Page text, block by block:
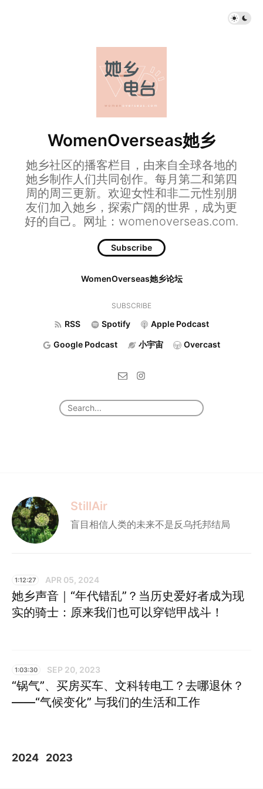
WomenOverseas她乡
她乡社区的播客栏目，由来自全球各地的
她乡制作人们共同创作。每月第二和第四
周的周三更新。欢迎女性和非二元性别朋
友们加入她乡，探索广阔的世界，成为更
好的自己。网址：womenoverseas.com.
Subscribe
WomenOverseas她乡论坛
SUBSCRIBE
RSS Spotify Apple Podcast
Google Podcast 小宇宙 Overcast
StillAir
盲目相信人类的未来不是反乌托邦结局
1:12:27 APR 05, 2024
她乡声音｜“年代错乱”？当历史爱好者成为现
实的骑士：原来我们也可以穿铠甲战斗！
1:03:30 SEP 20, 2023
“锅气”、买房买车、文科转电工？去哪退休？
——“气候变化” 与我们的生活和工作
2024 2023